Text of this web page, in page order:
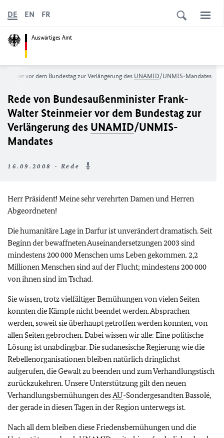
Auswärtiges Amt
DE EN FR
vor dem Bundestag zur Verlängerung des UNAMID/UNMIS-Mandates
Rede von Bundesaußenminister Frank-
Walter Steinmeier vor dem Bundestag zur
Verlängerung des UNAMID/UNMIS-
Mandates
16.09.2008 - Rede
Herr Präsident! Meine sehr verehrten Damen und Herren
Abgeordneten!
Die humanitäre Lage in Darfur ist unverändert dramatisch. Seit
Beginn der bewaffneten Auseinandersetzungen 2003 sind
mindestens 200 000 Menschen ums Leben gekommen. 2,2
Millionen Menschen sind auf der Flucht; mindestens 200 000
von ihnen sind im Tschad.
Sie wissen, trotz vielfältiger Bemühungen von vielen Seiten
konnten die Kämpfe nicht beendet werden. Absprachen
werden, soweit sie überhaupt getroffen werden konnten, von
allen Seiten gebrochen. Dabei wissen wir alle: Eine politische
Lösung ist unabdingbar. Die sudanesische Regierung wie die
Rebellenorganisationen bleiben natürlich dringlichst
aufgerufen, die Gewalt zu beenden und zum Verhandlungstisch
zurückzukehren. Unsere Unterstützung gilt den neuen
Verhandlungsbemühungen desAU-Sondergesandten Bassolé,
der gerade in diesen Tagen in der Region unterwegs ist.
Nach all dem bleiben diese Friedensbemühungen und die